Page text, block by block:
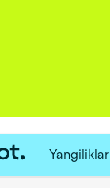
Yangiliklar